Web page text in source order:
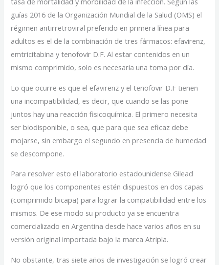
guías 2016 de la Organización Mundial de la Salud (OMS) el
régimen antirretroviral preferido en primera línea para
adultos es el de la combinación de tres fármacos: efavirenz,
emtricitabina y tenofovir D.F. Al estar contenidos en un
mismo comprimido, solo es necesaria una toma por día.
Lo que ocurre es que el efavirenz y el tenofovir D.F tienen
una incompatibilidad, es decir, que cuando se las pone
juntos hay una reacción fisicoquímica. El primero necesita
ser biodisponible, o sea, que para que sea eficaz debe
mojarse, sin embargo el segundo en presencia de humedad
se descompone.
Para resolver esto el laboratorio estadounidense Gilead
logró que los componentes estén dispuestos en dos capas
(comprimido bicapa) para lograr la compatibilidad entre los
mismos. De ese modo su producto ya se encuentra
comercializado en Argentina desde hace varios años en su
versión original importada bajo la marca Atripla.
No obstante, tras siete años de investigación se logró crear